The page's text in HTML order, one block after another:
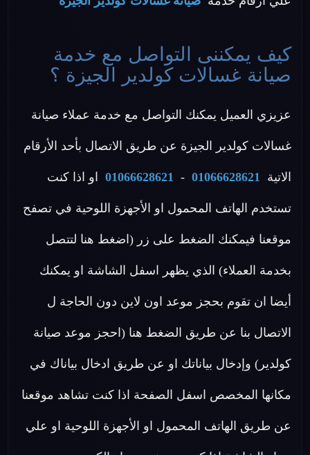
كيف يمكننى التواصل مع خدمة
صيانة غسالات كولدير الجيزة ؟
عزيزي العميل يمكنك التواصل مع خدمة عملاء صيانة
غسالات كولدير الجيزة عن طريق الاتصال بأحد الأرقام
الاتية 01066628621
-
01066628621 او اذا كنت
تستخدم الهاتف المحمول او الأجهزة اللوحية في تصفح
موقعنا فيمكنك الضغط على زر (اضغط هنا لتتصل
بخدمة العملاء) الذي يظهر اسفل الشاشة او يمكنك
أيضا ان تقوم بحجز موعد اون لاين دون الحاجة ل
الاتصال بنا عن طريق الضغط هنا (احجز موعد صيانة
كولدير) وإدخال بياناتك او عن طريق ادخال بياناك في
مكانها المخصص اسفل الصفحة اذا كنت تشاهد موقعنا
عن طريق الهاتف المحمول او الأجهزة اللوحية او علي